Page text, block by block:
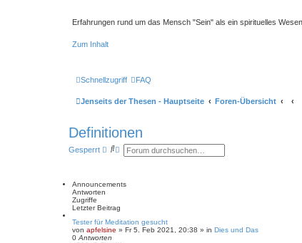
Erfahrungen rund um das Mensch "Sein" als ein spirituelles
Zum Inhalt
Schnellzugriff FAQ
Jenseits der Thesen - Hauptseite Foren-Übersicht
Definitionen
Gesperrt
S
e
E
i
r
e
S
Announcements
Antworten
Zugriffe
Letzter Beitrag
Tester für Meditation gesucht
von apfelsine » Fr 5. Feb 2021, 20:38 » in Dies und Das
0 Antworten